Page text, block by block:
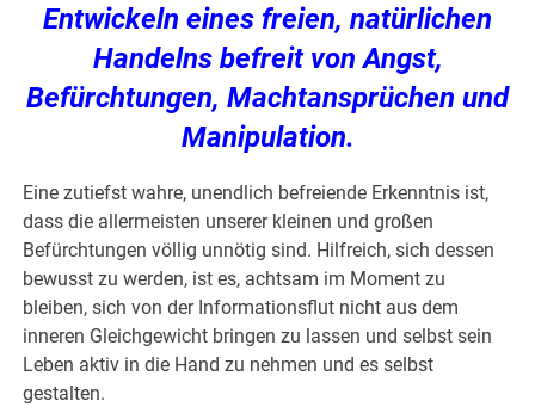
Entwickeln eines freien, natürlichen
Handelns befreit von Angst,
Befürchtungen, Machtansprüchen und
Manipulation.
Eine zutiefst wahre, unendlich befreiende Erkenntnis ist,
dass die allermeisten unserer kleinen und großen
Befürchtungen völlig unnötig sind. Hilfreich, sich dessen
bewusst zu werden, ist es, achtsam im Moment zu
bleiben, sich von der Informationsflut nicht aus dem
inneren Gleichgewicht bringen zu lassen und selbst sein
Leben aktiv in die Hand zu nehmen und es selbst
gestalten.